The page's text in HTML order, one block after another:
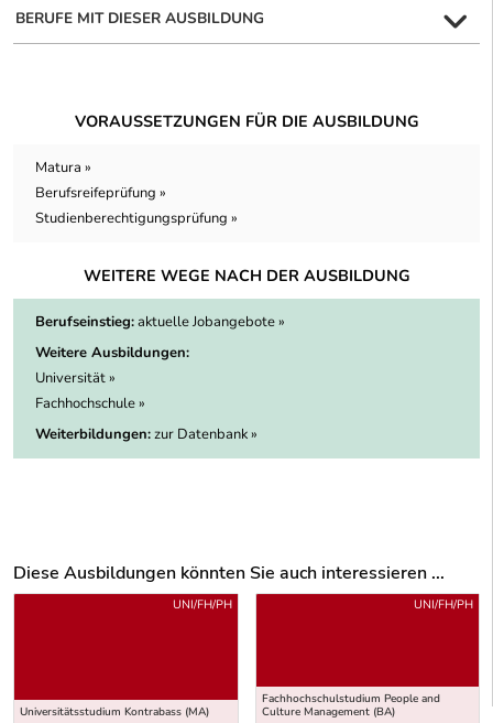
BERUFE MIT DIESER AUSBILDUNG
VORAUSSETZUNGEN FÜR DIE AUSBILDUNG
Matura »
Berufsreifeprüfung »
Studienberechtigungsprüfung »
WEITERE WEGE NACH DER AUSBILDUNG
Berufseinstieg:aktuelle Jobangebote »
Weitere Ausbildungen:
Universität »
Fachhochschule »
Weiterbildungen:zur Datenbank »
Diese Ausbildungen könnten Sie auch interessieren ...
Uber weitere Ausbildungsvorschläge
Universitätsstudium Kontrabass (MA)
UNI/FH/PH
Fachhochschulstudium People and
Culture Management (BA)
UNI/FH/PH